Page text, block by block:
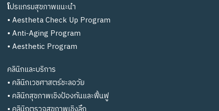
โปรแกรมสุขภาพแนะนำ
• Aestheta Check Up Program
• Anti-Aging Program
• Aesthetic Program
คลินิกและบริการ
• คลินิกเวชศาสตร์ชะลอวัย
• คลินิกสุขภาพเชิงป้องกันและฟื้นฟู